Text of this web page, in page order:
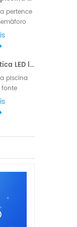
borracha
pertence
prova
de
de
Luz subaquática LED linear de aço inoxidável 316L
piscina
fonte
ou